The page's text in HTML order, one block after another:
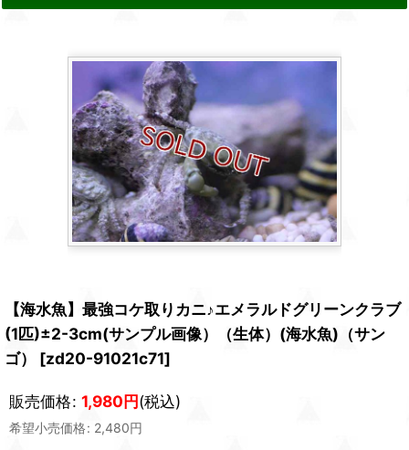
【海水魚】最強コケ取りカニ♪エメラルドグリーンクラブ
(1匹)±2-3cm(サンプル画像）（生体）(海水魚)（サン
ゴ）
[zd20-91021c71]
販売価格: 1,980円(税込)
希望小売価格: 2,480円